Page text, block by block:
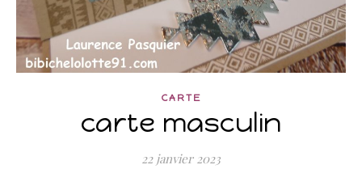
CARTE
carte masculin
22 janvier 2023